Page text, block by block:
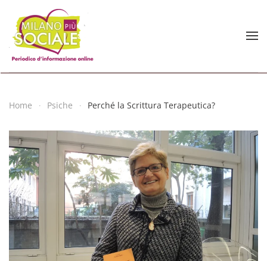
Skip to main content
Home Psiche Perché la Scrittura Terapeutica?